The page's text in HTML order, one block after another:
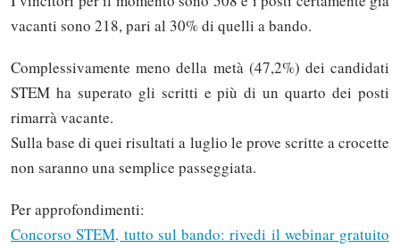
vacanti sono 218, pari al 30% di quelli a bando.
Complessivamente meno della metà (47,2%) dei candidati
STEM ha superato gli scritti e più di un quarto dei posti
rimarrà vacante.
Sulla base di quei risultati a luglio le prove scritte a crocette
non saranno una semplice passeggiata.
Per approfondimenti:
Concorso STEM, tutto sul bando: rivedi il webinar gratuito